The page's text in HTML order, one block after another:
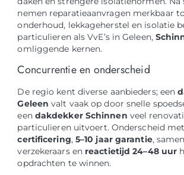
nemen reparatieaanvragen merkbaar
onderhoud, lekkageherstel en isolatie
particulieren als VvE’s in Geleen,
omliggende kernen.
Concurrentie en onderscheid
De regio kent diverse aanbieders; een
Geleen valt vaak op door snelle
een dakdekker Schinnen veel
particulieren uitvoert. Onderscheid
certificering, 5–10 jaar garantie,
verzekeraars en reactietijd 24–48 uur
opdrachten te winnen.